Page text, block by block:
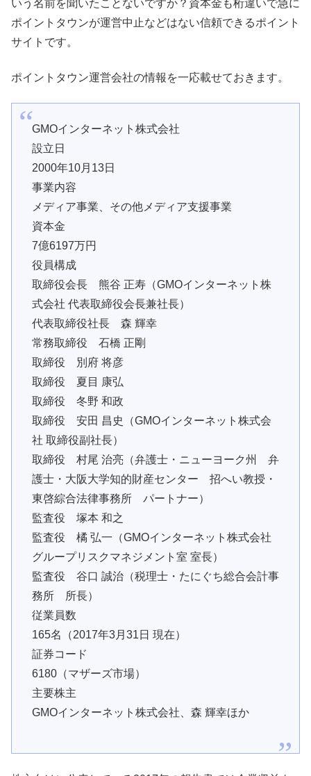
いう名前を聞いたことないですか？資本金も桁違いで急に
ポイントタウンが運営中止などはない信頼できるポイント
サイトです。
ポイントタウン運営会社の情報を一応載せておきます。
GMOインターネット株式会社
設立日
2000年10月13日
事業内容
メディア事業、その他メディア支援事業
資本金
7億6197万円
役員構成
取締役会長 熊谷 正寿（GMOインターネット株
式会社 代表取締役会長兼社長）
代表取締役社長 森 輝幸
常務取締役 石橋 正剛
取締役 別府 将彦
取締役 夏目 康弘
取締役 冬野 和政
取締役 安田 昌史（GMOインターネット株式会
社 取締役副社長）
取締役 村尾 治亮（弁護士・ニューヨーク州 弁
護士・大阪大学知的財産センター 招へい教授・
東啓綜合法律事務所 パートナー）
監査役 塚本 和之
監査役 橘 弘一（GMOインターネット株式会社
グループリスクマネジメント室 室長）
監査役 谷口 誠治（税理士・たにぐち総合会計事
務所 所長）
従業員数
165名（2017年3月31日 現在）
証券コード
6180（マザーズ市場）
主要株主
GMOインターネット株式会社、森 輝幸ほか